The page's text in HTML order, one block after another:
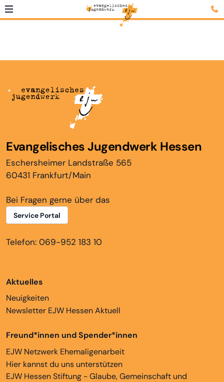
Evangelisches Jugendwerk Hessen
Eschersheimer Landstraße 565
60431 Frankfurt/Main
Bei Fragen gerne über das
Service Portal
Telefon: 069-952 183 10
Aktuelles
Neuigkeiten
Newsletter EJW Hessen Aktuell
Freund*innen und Spender*innen
EJW Netzwerk Ehemaligenarbeit
Hier kannst du uns unterstützen
EJW Hessen Stiftung - Glaube, Gemeinschaft und